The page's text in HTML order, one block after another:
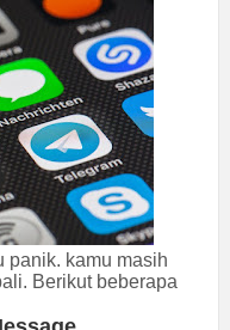
panik. kamu masih
Berikut beberapa